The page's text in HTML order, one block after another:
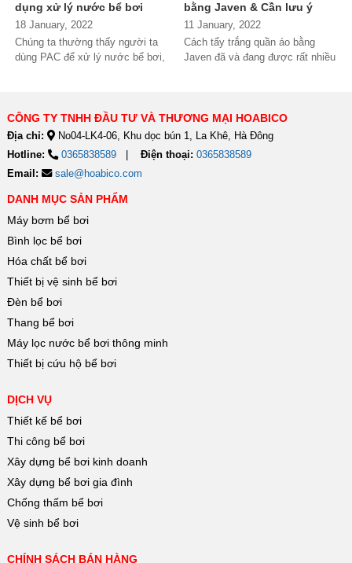
dụng xử lý nước bể bơi
hiệu quả
18 January, 2022
Chúng ta thường thấy người ta
dùng PAC để xử lý nước bể bơi,
bằng Javen & Cần lưu ý
điều gì khi sử dụng?
11 January, 2022
Cách tẩy trắng quần áo bằng
Javen đã và đang được rất nhiều
CÔNG TY TNHH ĐẦU TƯ VÀ THƯƠNG MẠI HOABICO
Địa chỉ:
No04-LK4-06, Khu dọc bún 1, La Khê, Hà Đông
Hotline:
0365838589 Điện thoại: 0365838589
Email:
sale@hoabico.com
DANH MỤC SẢN PHẨM
Máy bơm bể bơi
Bình lọc bể bơi
Hóa chất bể bơi
Thiết bị vệ sinh bể bơi
Đèn bể bơi
Thang bể bơi
Máy lọc nước bể bơi thông minh
Thiết bị cứu hộ bể bơi
DỊCH VỤ
Thiết kế bể bơi
Thi công bể bơi
Xây dựng bể bơi kinh doanh
Xây dựng bể bơi gia đình
Chống thấm bể bơi
Vệ sinh bể bơi
CHÍNH SÁCH BÁN HÀNG